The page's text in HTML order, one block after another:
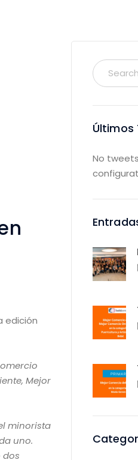
edición
Mejor
minorista
uno.
dos
Últimos
No